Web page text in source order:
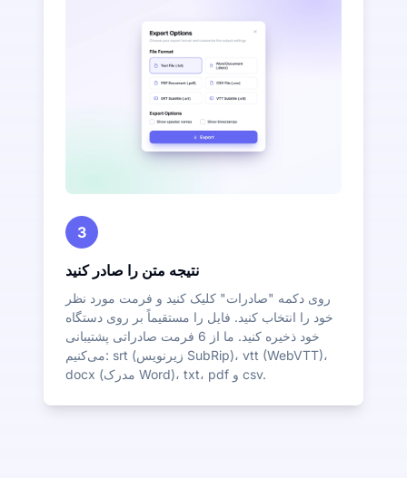
3
نتیجه متن را صادر کنید
روی دکمه "صادرات" کلیک کنید و فرمت مورد نظر
خود را انتخاب کنید. فایل را مستقیماً بر روی دستگاه
خود ذخیره کنید. ما از 6 فرمت صادراتی پشتیبانی
می‌کنیم: srt (زیرنویس SubRip)، vtt (WebVTT)،
docx (مدرک Word)، txt، pdf و csv.